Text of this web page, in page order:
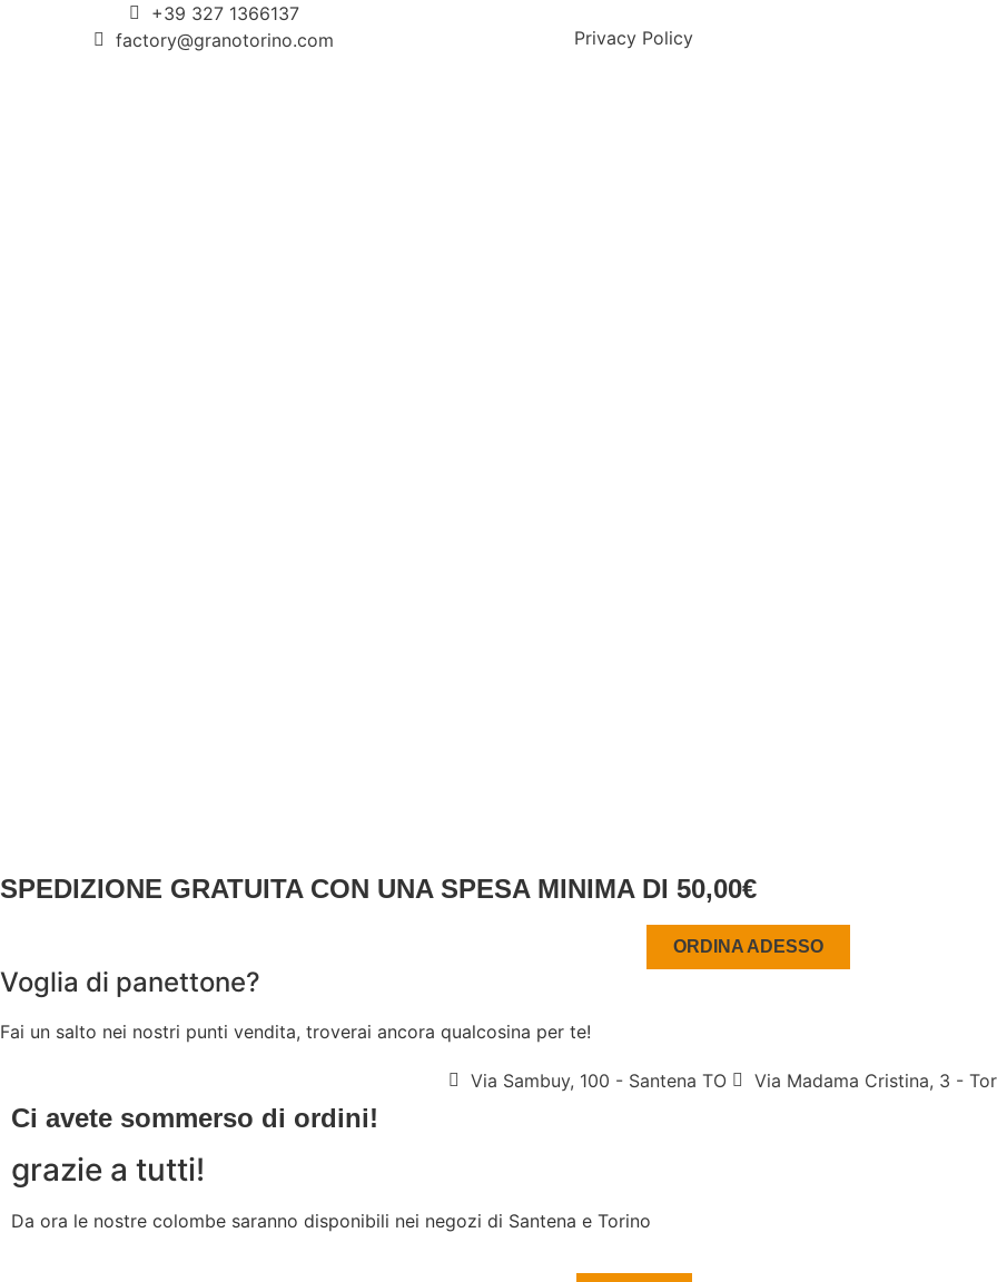
+39 327 1366137
factory@granotorino.com
Privacy Policy
SPEDIZIONE GRATUITA CON UNA SPESA MINIMA DI 50,00€
ORDINA ADESSO
Voglia di panettone?
Fai un salto nei nostri punti vendita, troverai ancora qualcosina per te!
Via Sambuy, 100 - Santena TO Via Madama Cristina, 3 -
Ci avete sommerso di ordini!
grazie a tutti!
Da ora le nostre colombe saranno disponibili nei negozi di Santena e Torino